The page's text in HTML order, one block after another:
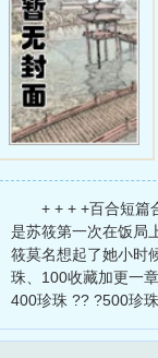
+ + + +百合短篇
是苏筱第一次在饭局
筱莫名想起了她小时
珠、100收藏加更一
400珍珠 ?? ?500珍